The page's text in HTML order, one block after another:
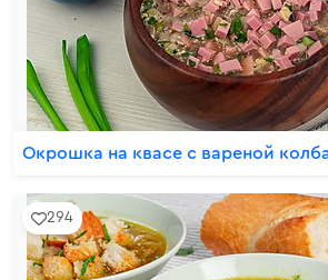
Окрошка на квасе с вареной
294